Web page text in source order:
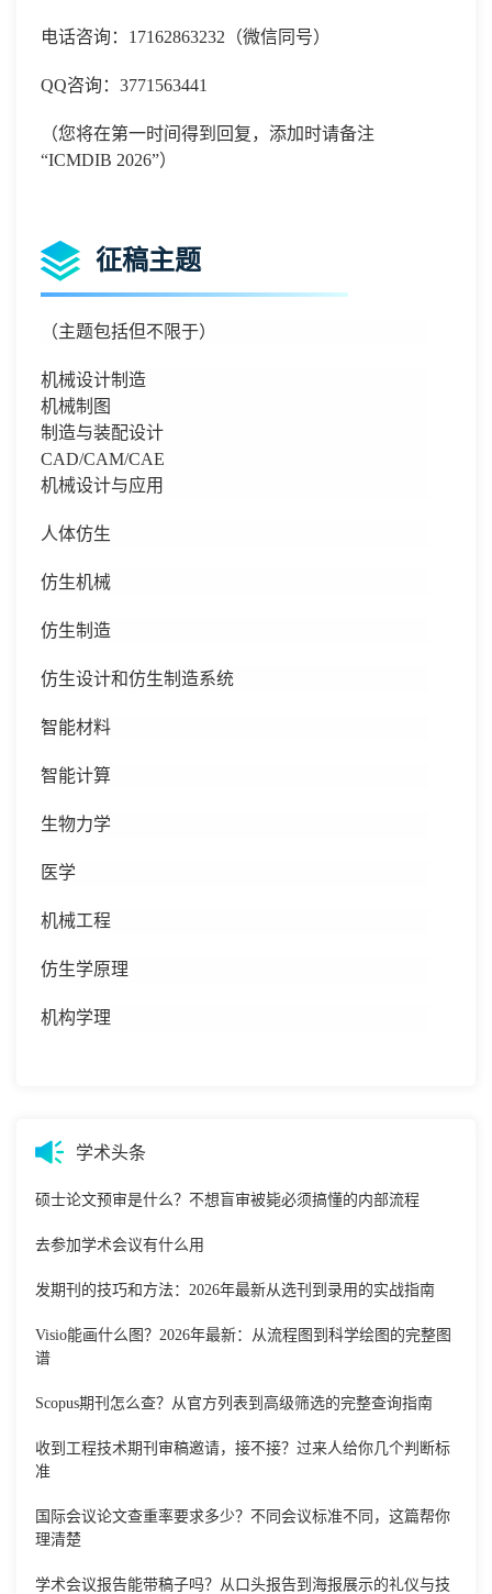
电话咨询： 17162863232 （微信同号）
QQ咨询： 3771563441
（您将在第一时间得到回复，添加时请备注
“ICMDIB 2026”）
征稿主题
（主题包括但不限于）
机械设计制造
机械制图
制造与装配设计
CAD/CAM/CAE
机械设计与应用
人体仿生
仿生机械
仿生制造
仿生设计和仿生制造系统
智能材料
智能计算
生物力学
医学
机械工程
仿生学原理
机构学理
学术头条
硕士论文预审是什么？不想盲审被毙必须搞懂的内部流程
去参加学术会议有什么用
发期刊的技巧和方法：2026年最新从选刊到录用的实战指南
Visio能画什么图？2026年最新：从流程图到科学绘图的完整图
谱
Scopus期刊怎么查？从官方列表到高级筛选的完整查询指南
收到工程技术期刊审稿邀请，接不接？过来人给你几个判断标
准
国际会议论文查重率要求多少？不同会议标准不同，这篇帮你
理清楚
学术会议报告能带稿子吗？从口头报告到海报展示的礼仪与技